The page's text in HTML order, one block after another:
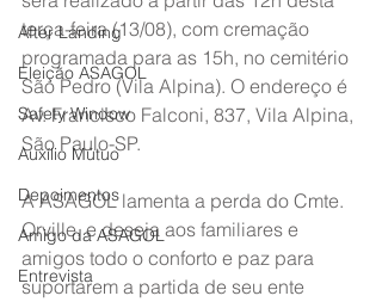
After Landing
Eleição ASAGOL
Safety Window
Auxílio Mútuo
Depoimentos
Amigo da ASAGOL
Entrevista
terça-feira (13/08), com cremação
programada para as 15h, no cemitério
São Pedro (Vila Alpina). O endereço é
Av. Francisco Falconi, 837, Vila Alpina,
São Paulo-SP.
A ASAGOL lamenta a perda do Cmte.
Orville, e deseja aos familiares e
amigos todo o conforto e paz para
suportarem a partida de seu ente